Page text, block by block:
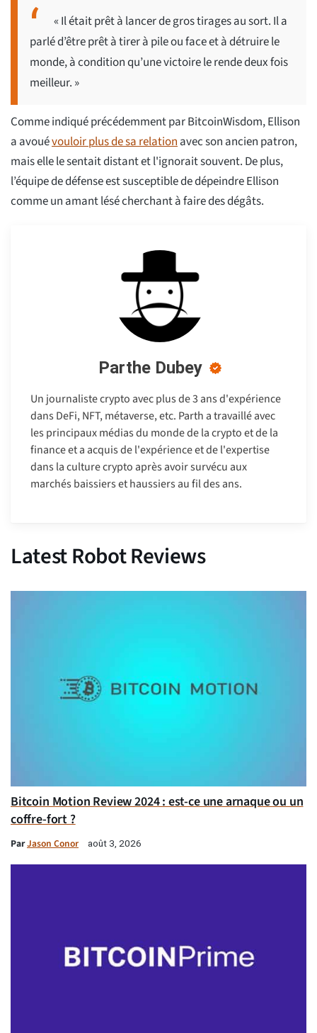
« Il était prêt à lancer de gros tirages au sort. Il a
parlé d’être prêt à tirer à pile ou face et à détruire le
monde, à condition qu’une victoire le rende deux fois
meilleur. »
Comme indiqué précédemment par BitcoinWisdom, Ellison
a avouévouloir plus de sa relationavec son ancien patron,
mais elle le sentait distant et l'ignorait souvent. De plus,
l’équipe de défense est susceptible de dépeindre Ellison
comme un amant lésé cherchant à faire des dégâts.
Parthe Dubey
Un journaliste crypto avec plus de 3 ans d'expérience
dans DeFi, NFT, métaverse, etc. Parth a travaillé avec
les principaux médias du monde de la crypto et de la
finance et a acquis de l'expérience et de l'expertise
dans la culture crypto après avoir survécu aux
marchés baissiers et haussiers au fil des ans.
Latest Robot Reviews
Bitcoin Motion Review 2024 : est-ce une arnaque ou un
coffre-fort ?
ParJason Conor août 3, 2026